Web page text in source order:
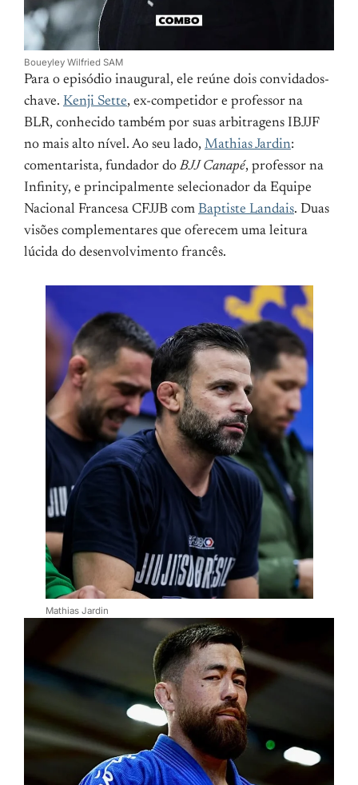
Boueyley Wilfried SAM
Para o episódio inaugural, ele reúne dois convidados-
chave. Kenji Sette, ex-competidor e professor na
BLR, conhecido também por suas arbitragens IBJJF
no mais alto nível. Ao seu lado, Mathias Jardin:
comentarista, fundador doBJJ Canapé, professor na
Infinity, e principalmente selecionador da Equipe
Nacional Francesa CFJJB com Baptiste Landais. Duas
visões complementares que oferecem uma leitura
lúcida do desenvolvimento francês.
Mathias Jardin